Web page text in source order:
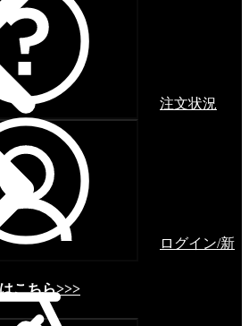
こちら>>>
注文状況
ログイン/新